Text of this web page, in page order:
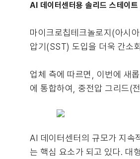
AI 데이터센터용 솔리드 스테이
마이크로칩테크놀로지(아시
압기(SST) 도입을 더욱 간소
업체 측에 따르면, 이번에 새
에 통합하여, 중전압 그리드(
AI 데이터센터의 규모가 지속
는 핵심 요소가 되고 있다. 대